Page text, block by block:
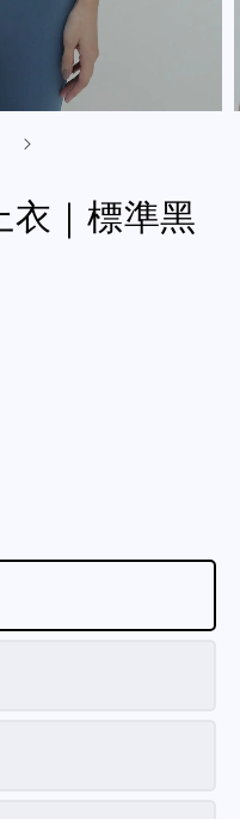
衣｜標準黑